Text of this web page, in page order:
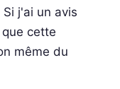
j'ai un avis
cette
même du